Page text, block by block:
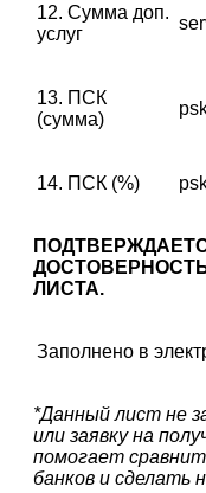
12. Сумма доп.
услуг
13. ПСК
(сумма)
14. ПСК (%)
ЛИСТА.
Заполнено в
*Данный лист не
или заявку на
помогает
банков и сделать